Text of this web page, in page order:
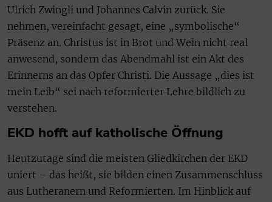
Ulrich Zwingli und Johannes Calvin zurück. Sie
nehmen, vereinfacht gesagt, eine „symbolische“
Präsenz an. Christus ist in Brot und Wein nicht real
anwesend, sondern das Abendmahl ist ein Akt des
Erinnerns an das Opfer Christi. Die Aussage „dies ist
mein Leib“ sei nach reformierter Lehre bildlich zu
verstehen.
EKD hofft auf katholische Öffnung
Heutzutage sind die meisten Gliedkirchen der EKD
uniert – das heißt, sie bilden einen Zusammenschluss
aus Lutheranern und Reformierten. Im Hinblick auf